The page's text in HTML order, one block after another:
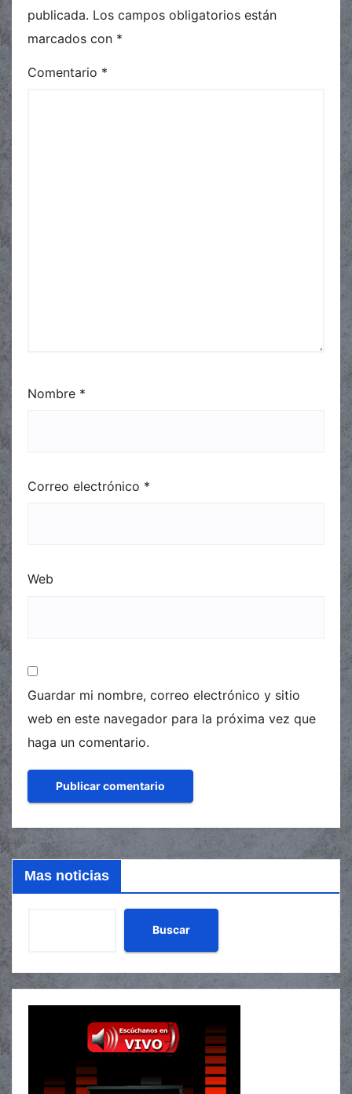
publicada. Los campos obligatorios están
marcados con *
Comentario *
Nombre *
Correo electrónico *
Web
Guardar mi nombre, correo electrónico y sitio
web en este navegador para la próxima vez que
haga un comentario.
Mas noticias
Buscar